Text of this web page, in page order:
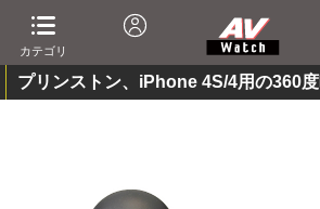
カテゴリ
プリンストン、iPhone 4S/4用の360